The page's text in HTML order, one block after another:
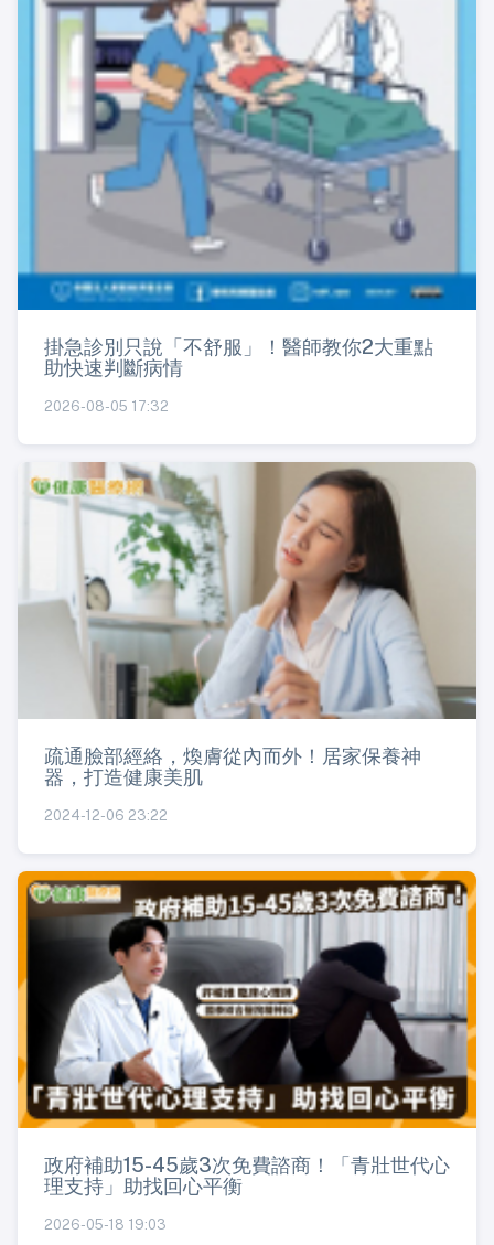
掛急診別只說「不舒服」！醫師教你2大重點
助快速判斷病情
2026-08-05 17:32
疏通臉部經絡，煥膚從內而外！居家保養神
器，打造健康美肌
2024-12-06 23:22
政府補助15-45歲3次免費諮商！「青壯世代心
理支持」助找回心平衡
2026-05-18 19:03